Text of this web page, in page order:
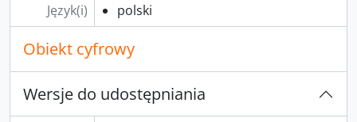
Język(i) polski
Obiekt cyfrowy
Wersje do udostępniania